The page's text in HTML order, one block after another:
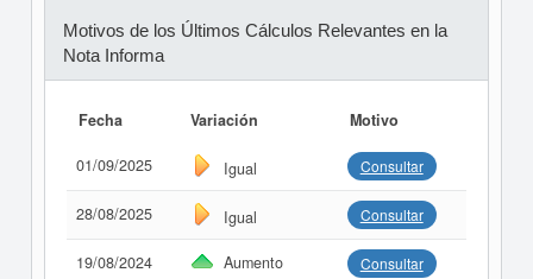
Motivos de los Últimos Cálculos Relevantes en la
Nota Informa
Fecha Variación Motivo
01/09/2025 Igual Consultar
28/08/2025 Igual Consultar
19/08/2024 Aumento Consultar